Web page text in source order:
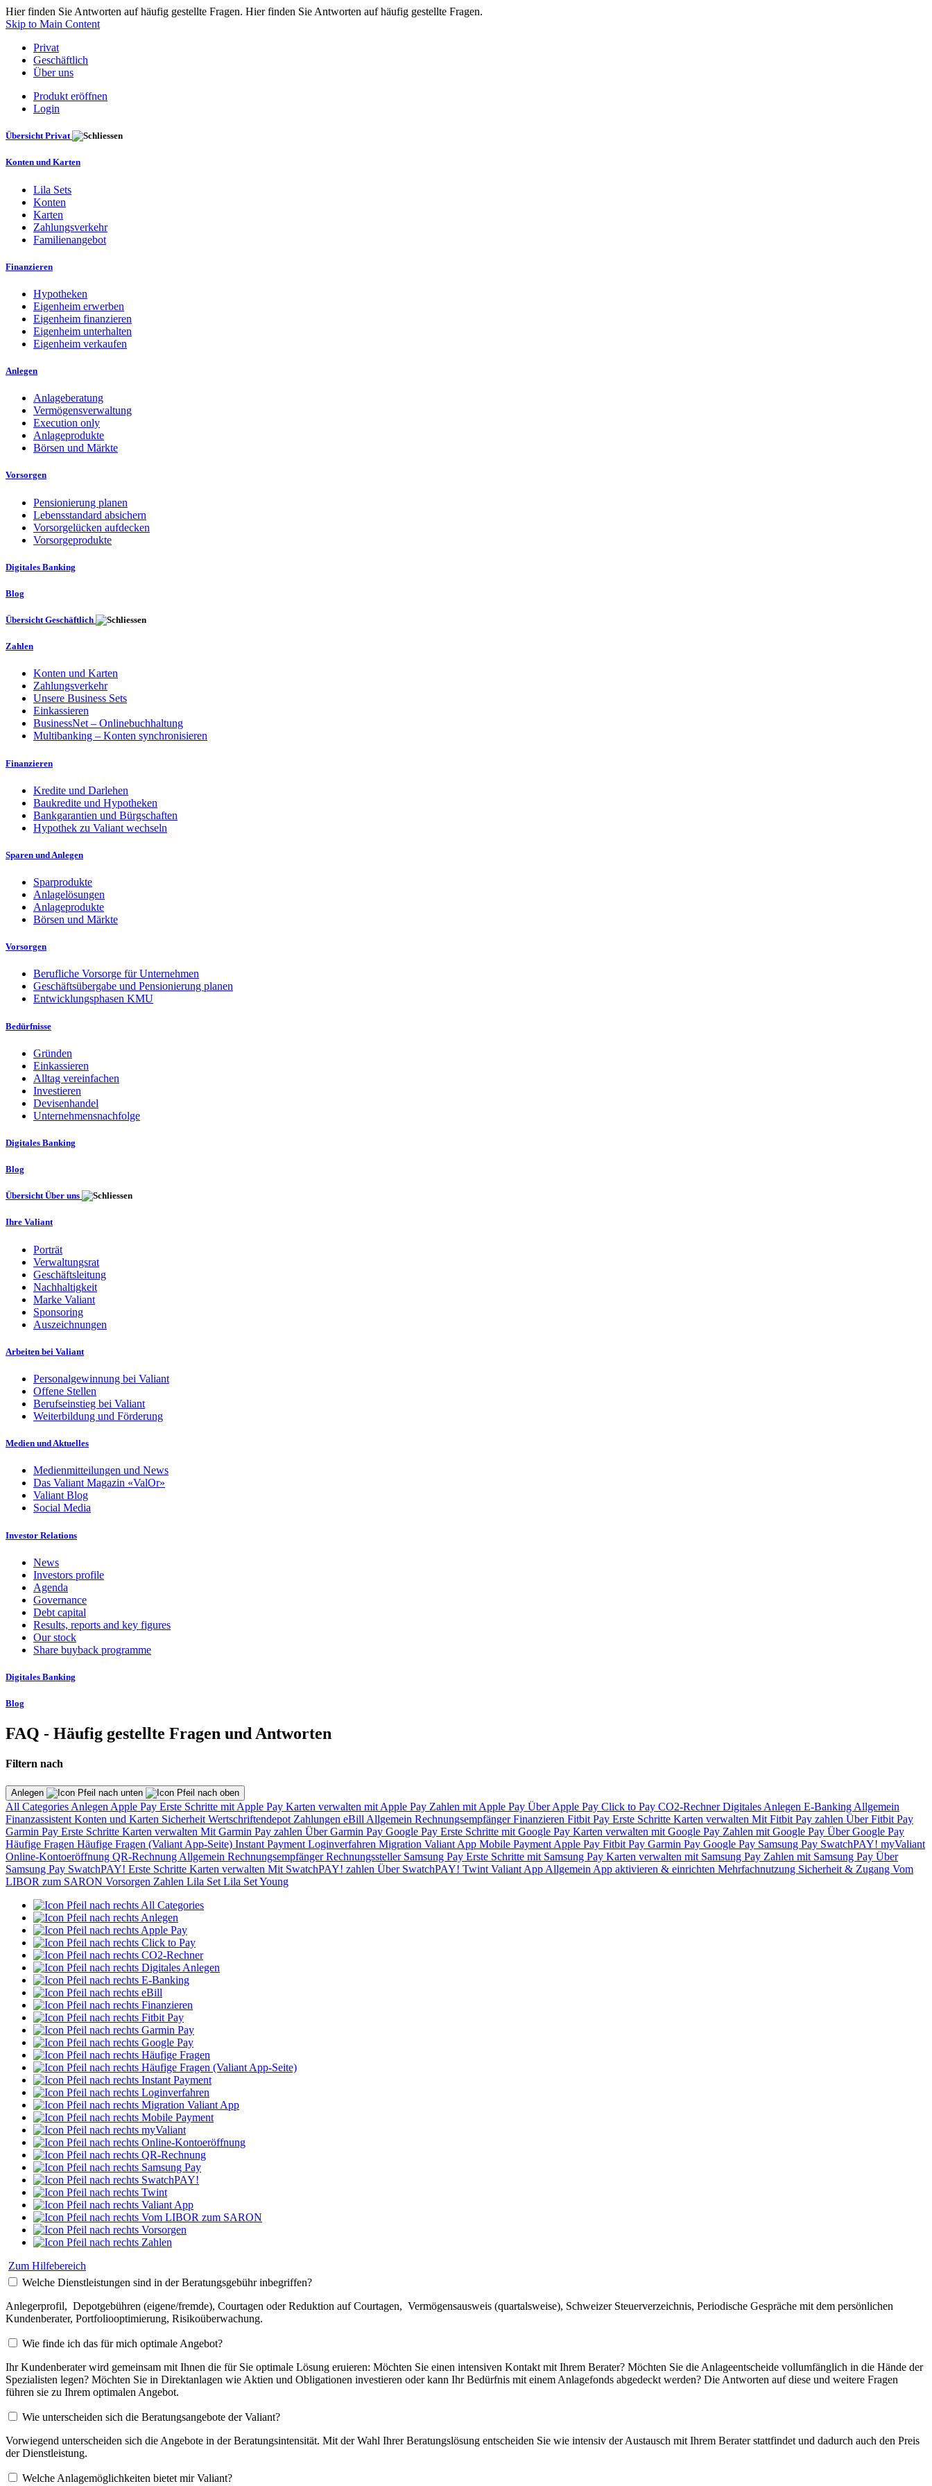
Hier finden Sie Antworten auf häufig gestellte Fragen. Hier finden Sie Antworten auf häufig gestellte Fragen.
Skip to Main Content
Privat
Geschäftlich
Über uns
Produkt eröffnen
Login
Übersicht Privat
Konten und Karten
Lila Sets
Konten
Karten
Zahlungsverkehr
Familienangebot
Finanzieren
Hypotheken
Eigenheim erwerben
Eigenheim finanzieren
Eigenheim unterhalten
Eigenheim verkaufen
Anlegen
Anlageberatung
Vermögensverwaltung
Execution only
Anlageprodukte
Börsen und Märkte
Vorsorgen
Pensionierung planen
Lebensstandard absichern
Vorsorgelücken aufdecken
Vorsorgeprodukte
Digitales Banking
Blog
Übersicht Geschäftlich
Zahlen
Konten und Karten
Zahlungsverkehr
Unsere Business Sets
Einkassieren
BusinessNet – Onlinebuchhaltung
Multibanking – Konten synchronisieren
Finanzieren
Kredite und Darlehen
Baukredite und Hypotheken
Bankgarantien und Bürgschaften
Hypothek zu Valiant wechseln
Sparen und Anlegen
Sparprodukte
Anlagelösungen
Anlageprodukte
Börsen und Märkte
Vorsorgen
Berufliche Vorsorge für Unternehmen
Geschäftsübergabe und Pensionierung planen
Entwicklungsphasen KMU
Bedürfnisse
Gründen
Einkassieren
Alltag vereinfachen
Investieren
Devisenhandel
Unternehmensnachfolge
Digitales Banking
Blog
Übersicht Über uns
Ihre Valiant
Porträt
Verwaltungsrat
Geschäftsleitung
Nachhaltigkeit
Marke Valiant
Sponsoring
Auszeichnungen
Arbeiten bei Valiant
Personalgewinnung bei Valiant
Offene Stellen
Berufseinstieg bei Valiant
Weiterbildung und Förderung
Medien und Aktuelles
Medienmitteilungen und News
Das Valiant Magazin «ValOr»
Valiant Blog
Social Media
Investor Relations
News
Investors profile
Agenda
Governance
Debt capital
Results, reports and key figures
Our stock
Share buyback programme
Digitales Banking
Blog
FAQ - Häufig gestellte Fragen und Antworten
Filtern nach
Anlegen
All Categories Anlegen Apple Pay Erste Schritte mit Apple Pay Karten verwalten mit Apple Pay Zahlen mit Apple Pay Über Apple Pay Click to Pay CO2-RechnerDigitales Anlegen E-Banking Allgemein
Finanzassistent Konten und Karten Sicherheit Wertschriftendepot Zahlungen eBill Allgemein RechnungsempfängerFinanzieren Fitbit Pay Erste Schritte Karten verwalten Mit Fitbit Pay zahlen Über Fitbit Pay
Garmin Pay Erste Schritte Karten verwalten Mit Garmin Pay zahlen Über Garmin Pay Google Pay Erste Schritte mit Google Pay Karten verwalten mit Google Pay Zahlen mit Google Pay Über Google Pay
Häufige Fragen Häufige Fragen (Valiant App-Seite) Instant Payment Loginverfahren Migration Valiant App Mobile Payment Apple Pay Fitbit Pay Garmin Pay Google Pay Samsung Pay SwatchPAY! myValiant
Online-Kontoeröffnung QR-Rechnung Allgemein RechnungsempfängerRechnungssteller Samsung Pay Erste Schritte mit Samsung Pay Karten verwalten mit Samsung Pay Zahlen mit Samsung Pay Über
Samsung Pay SwatchPAY! Erste Schritte Karten verwalten Mit SwatchPAY! zahlen Über SwatchPAY! Twint Valiant App Allgemein App aktivieren & einrichten Mehrfachnutzung Sicherheit & Zugang Vom
LIBOR zum SARON Vorsorgen Zahlen Lila Set Lila Set Young
All Categories
Anlegen
Apple Pay
Click to Pay
CO2-Rechner
Digitales Anlegen
E-Banking
eBill
Finanzieren
Fitbit Pay
Garmin Pay
Google Pay
Häufige Fragen
Häufige Fragen (Valiant App-Seite)
Instant Payment
Loginverfahren
Migration Valiant App
Mobile Payment
myValiant
Online-Kontoeröffnung
QR-Rechnung
Samsung Pay
SwatchPAY!
Twint
Valiant App
Vom LIBOR zum SARON
Vorsorgen
Zahlen
Zum Hilfebereich
Welche Dienstleistungen sind in der Beratungsgebühr inbegriffen?
Anlegerprofil, Depotgebühren (eigene/fremde), Courtagen oder Reduktion auf Courtagen, Vermögensausweis (quartalsweise), Schweizer Steuerverzeichnis, Periodische Gespräche mit dem persönlichen
Kundenberater, Portfoliooptimierung, Risikoüberwachung.
Wie finde ich das für mich optimale Angebot?
Ihr Kundenberater wird gemeinsam mit Ihnen die für Sie optimale Lösung eruieren: Möchten Sie einen intensiven Kontakt mit Ihrem Berater? Möchten Sie die Anlageentscheide vollumfänglich in die Hände der
Spezialisten legen? Möchten Sie in Direktanlagen wie Aktien und Obligationen investieren oder kann Ihr Bedürfnis mit einem Anlagefonds abgedeckt werden? Die Antworten auf diese und weitere Fragen
führen sie zu Ihrem optimalen Angebot.
Wie unterscheiden sich die Beratungsangebote der Valiant?
Vorwiegend unterscheiden sich die Angebote in der Beratungsintensität. Mit der Wahl Ihrer Beratungslösung entscheiden Sie wie intensiv der Austausch mit Ihrem Berater stattfindet und dadurch auch den Preis
der Dienstleistung.
Welche Anlagemöglichkeiten bietet mir Valiant?